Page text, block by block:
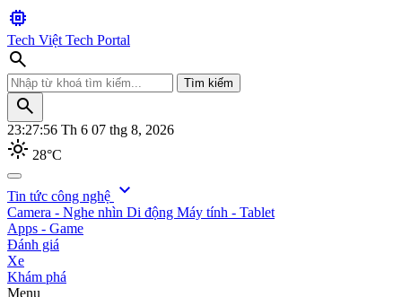
memory
Tech Việt Tech Portal
search
Tìm kiếm
search
23:27:57 Th 6 07 thg 8, 2026
light_mode 28°C
search
Tìm kiếm
Tin tức công nghệ expand_more
Camera - Nghe nhìn Di động Máy tính - Tablet
Apps - Game
Đánh giá
Xe
Khám phá
Menu